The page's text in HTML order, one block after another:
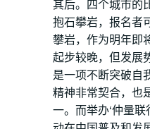
其后。四个城市的
抱石攀岩，报名者
攀岩，作为明年即
起步较晚，但发展
是一项不断突破自
精神非常契合，也
一。而举办‘仲量